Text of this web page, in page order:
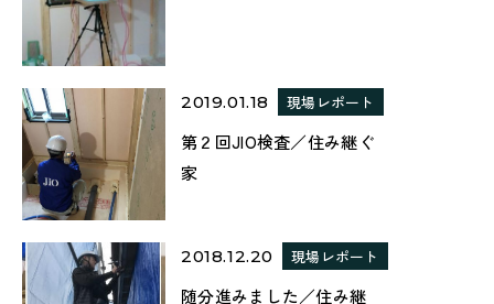
2019.01.18 現場レポート
第２回JIO検査／住み継ぐ
家
2018.12.20 現場レポート
随分進みました／住み継